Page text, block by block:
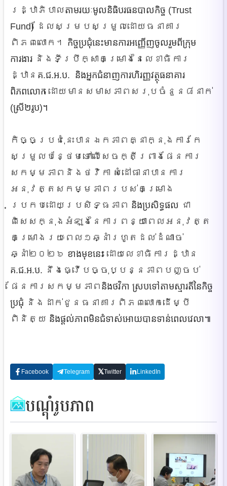
រដ្ឋាភិបាល​តាមរយៈមូលនិធិបរធនបាលកិច្ច (Trust
Fund) ដែល​សម្រប​សម្រួល​ដោយធនាគារ
ពិភពលោក។
កិច្ចប្រជុំនេះមានការអញ្ញើញចូលរួមពីក្រុម
ការងារ និង​ទីប្រឹក្សា​គម្រោង​នៃ​លេខាធិការ​
ដ្ឋាន​ គ.ជ.អ.ប. និងអ្នកជំនាញការហិរញ្ញវត្ថុធនាគារ
ពិភពលោក ដោយ​មាន​សមាសភាព​សរុបចំនួន៨នាក់
(ស្រី២រូប)។
កិច្ច​ប្រជុំ​នេះបាន​ឯកភាព​គ្នា​ក្នុងការ​កែ​
សម្រួល​បន្ថែម​ទៅ​លើ​សេចក្តី​ព្រាង​ផែនការ​
សកម្មភាព​ និង​ថវិកា សំដៅ​ធានាបានការ
អនុវត្តសកម្មភាពរបស់គម្រោង
ប្រកបដោយប្រសិទ្ធភាព និងប្រសិទ្ធផល ជា​
ពិសេស​ក្នុងអំឡុង​នៃ​ការពន្យា​ពេល​អនុវត្ត​
គម្រោង​រយៈពេល១ឆ្នាំ​ រហូត​ដល់​ដំណាច់​
ឆ្នាំ២០២៦ ខាងមុខនេះ ដោយ​លេខាធិការ​ដ្ឋាន
គ.ជ.អ.ប. នឹង​ធ្វើ​បច្ចុប្បន្ន​ភាពបញ្ចប់​
ផែនការ​សកម្មភាព​ និងថវិកា ស្របទៅតាមស្មារតីនៃកិច្ច
ប្រជុំ និង​ដាក់​ជូនធនាគារពិភពលោកដើម្បី
ពិនិត្យ និងផ្តល់ភាពមិនជំទាស់អោយបានទាន់ពេលវេលា៕
Facebook Telegram 𝕏Twitter LinkedIn
បណ្ដុំរូបភាព